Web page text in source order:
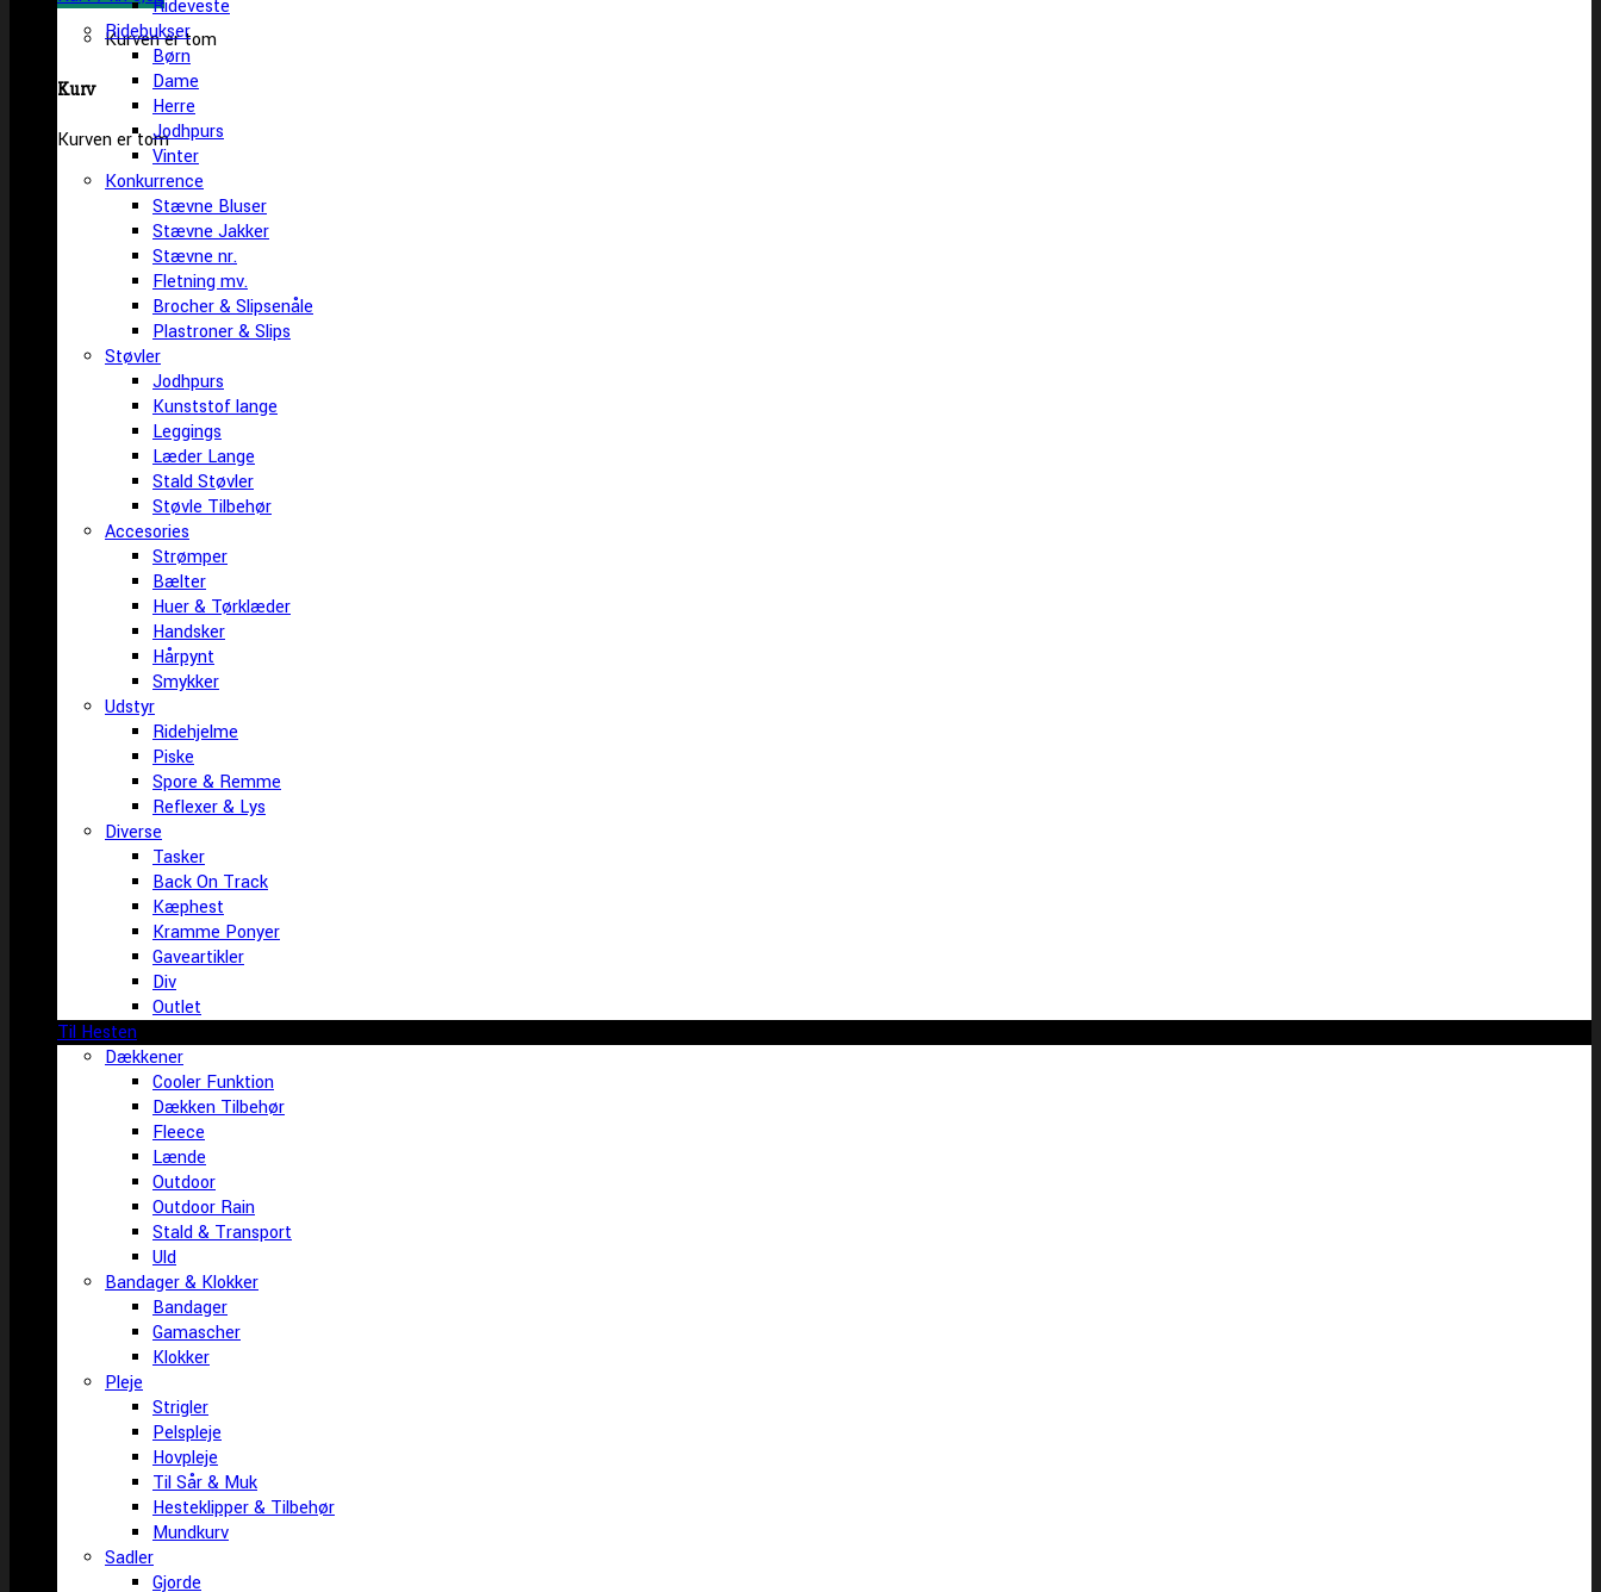
Kurven er tom
Kurv
Kurven er tom
Rideveste
Ridebukser
Børn
Dame
Herre
Jodhpurs
Vinter
Konkurrence
Stævne Bluser
Stævne Jakker
Stævne nr.
Fletning mv.
Brocher & Slipsenåle
Plastroner & Slips
Støvler
Jodhpurs
Kunststof lange
Leggings
Læder Lange
Stald Støvler
Støvle Tilbehør
Accesories
Strømper
Bælter
Huer & Tørklæder
Handsker
Hårpynt
Smykker
Udstyr
Ridehjelme
Piske
Spore & Remme
Reflexer & Lys
Diverse
Tasker
Back On Track
Kæphest
Kramme Ponyer
Gaveartikler
Div
Outlet
Til Hesten
Dækkener
Cooler Funktion
Dækken Tilbehør
Fleece
Lænde
Outdoor
Outdoor Rain
Stald & Transport
Uld
Bandager & Klokker
Bandager
Gamascher
Klokker
Pleje
Strigler
Pelspleje
Hovpleje
Til Sår & Muk
Hesteklipper & Tilbehør
Mundkurv
Sadler
Gjorde